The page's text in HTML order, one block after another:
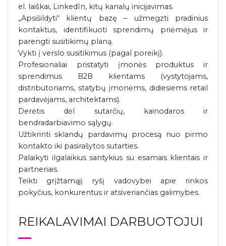
el. laiškai, LinkedIn, kitų kanalų inicijavimas.
„Apsišildyti“ klientų bazę – užmegzti pradinius
kontaktus, identifikuoti sprendimų priėmėjus ir
parengti susitikimų planą.
Vykti į verslo susitikimus (pagal poreikį).
Profesionaliai pristatyti įmonės produktus ir
sprendimus B2B klientams (vystytojams,
distributoriams, statybų įmonėms, didiesiems retail
pardavėjams, architektams).
Derėtis dėl sutarčių, kainodaros ir
bendradarbiavimo sąlygų.
Užtikrinti sklandų pardavimų procesą nuo pirmo
kontakto iki pasirašytos sutarties.
Palaikyti ilgalaikius santykius su esamais klientais ir
partneriais.
Teikti grįžtamąjį ryšį vadovybei apie rinkos
pokyčius, konkurentus ir atsiveriančias galimybes.
REIKALAVIMAI DARBUOTOJUI